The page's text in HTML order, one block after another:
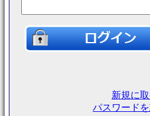
新規に
パスワード